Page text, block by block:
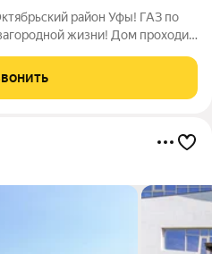
район Уфы! ГАЗ по
жизни! Дом проходит
ребенок до 6 лет
-кровля